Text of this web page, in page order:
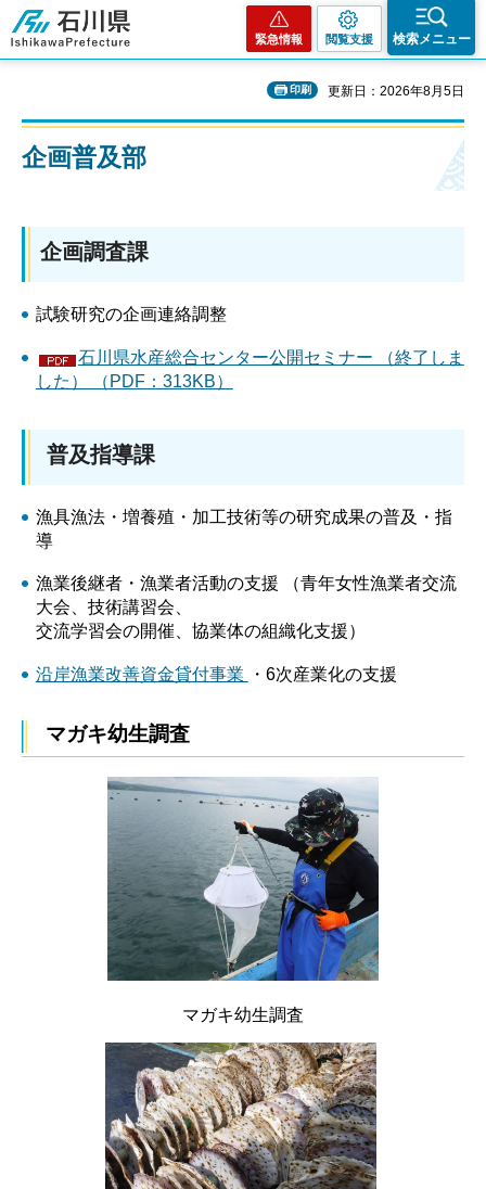
石川県
緊急情報 閲覧支援 検索メニュー
印刷 更新日：2026年8月5日
企画普及部
企画調査課
試験研究の企画連絡調整
石川県水産総合センター公開セミナー （終了しま
した） （PDF：313KB）
普及指導課
漁具漁法・増養殖・加工技術等の研究成果の普及・指
導
漁業後継者・漁業者活動の支援 （青年女性漁業者交流
大会、技術講習会、
交流学習会の開催、協業体の組織化支援）
沿岸漁業改善資金貸付事業 ・6次産業化の支援
マガキ幼生調査
マガキ幼生調査